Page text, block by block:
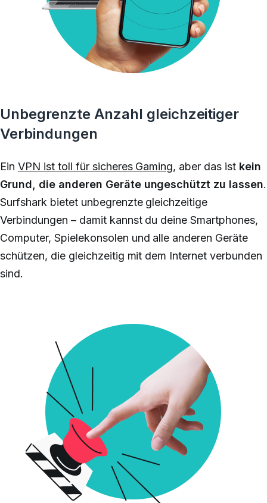
Unbegrenzte Anzahl gleichzeitiger
Verbindungen
Ein VPN ist toll für sicheres Gaming, aber das ist kein
Grund, die anderen Geräte ungeschützt zu lassen.
Surfshark bietet unbegrenzte gleichzeitige
Verbindungen – damit kannst du deine Smartphones,
Computer, Spielekonsolen und alle anderen Geräte
schützen, die gleichzeitig mit dem Internet verbunden
sind.